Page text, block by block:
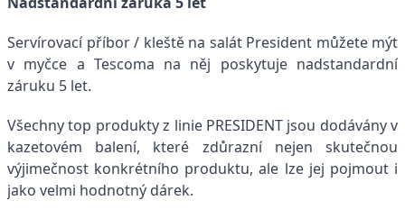
Servírovací příbor / kleště na salát President můžete mýt
v myčce a Tescoma na něj poskytuje nadstandardní
záruku 5 let.
Všechny top produkty z linie PRESIDENT jsou dodávány v
kazetovém balení, které zdůrazní nejen skutečnou
výjimečnost konkrétního produktu, ale lze jej pojmout i
jako velmi hodnotný dárek.